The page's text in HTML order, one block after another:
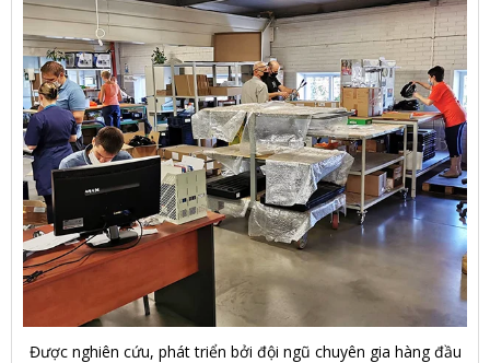
Được nghiên cứu, phát triển bởi đội ngũ chuyên gia hàng đầu